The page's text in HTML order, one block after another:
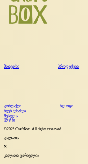
მთავარი პროდუქცია
კონტაქტი
ბლოგი
ჩვენ შესახებ
შესვლა
©2026 CraftBox. All rights reserved.
კალათა
კალათა ცარიელია